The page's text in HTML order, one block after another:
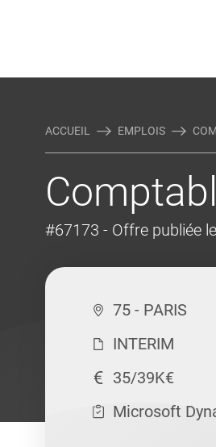
ACCUEIL EMPLOIS
#67173 - Offre publiée
75 - PARIS
INTERIM
35/39K€
Microsoft